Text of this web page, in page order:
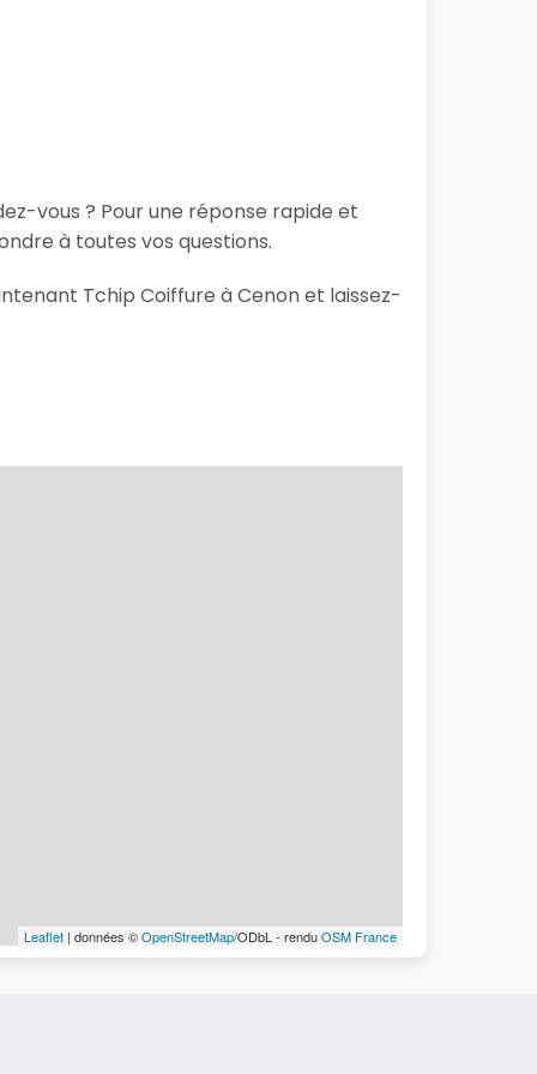
vous ? Pour une réponse rapide et
à toutes vos questions.
Tchip Coiffure à Cenon et laissez-
Leaflet | données ©OpenStreetMap/ODbL - renduOSM France